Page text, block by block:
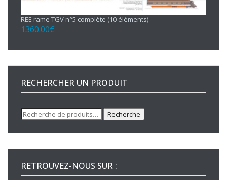
REE rame TGV n°5 complète (10 éléments)
1360.00€
RECHERCHER UN PRODUIT
Recherche
pour :
Recherche
RETROUVEZ-NOUS SUR :